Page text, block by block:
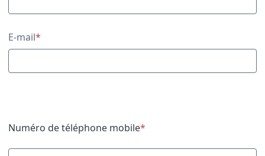
E-mail*
Numéro de téléphone mobile*